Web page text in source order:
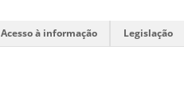
Acesso à informação Legislação